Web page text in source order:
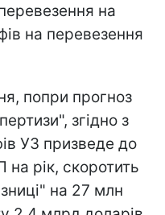
на
на перевезення
попри прогноз
згідно з
УЗ призведе до
рік, скоротить
на 27 млн